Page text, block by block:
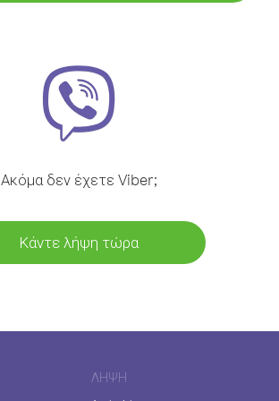
Ακόμα δεν έχετε Viber;
Κάντε λήψη τώρα
ΛΉΨΗ